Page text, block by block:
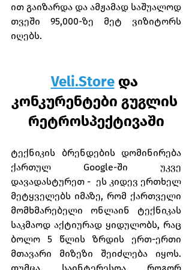
ით გაიზარდა და ამჟამად საშუალოდ
თვეში 95,000-ზე მეტ ვიზიტორს
იღებს.
Veli.Store და
კონკურენტები გუგლის
რეტროსპექტივაში
ტექნიკის ბრენდების დომინირება
ქართულ Google-ში უკვე
დავადასტურეთ -  ეს კიდევ ერთხელ
მეტყველებს იმაზე, რომ ქართველი
მომხმარებელი ონლაინ ტექნიკას
საკმაოდ აქტიურად ყიდულობს, რაც
ბოლო 5 წლის ზრდის ერთ-ერთი
მთავარი მიზეზი შეიძლება იყოს.